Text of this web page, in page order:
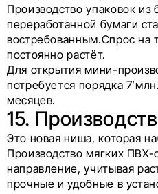
Производство упаковок из
переработанной бумаги
востребованным.Спрос на
постоянно растёт.
Для открытия мини-
потребуется порядка
месяцев.
15.
Это новая ниша, которая
Производство мягких ПВХ-
направление, учитывая
прочные и удобные в